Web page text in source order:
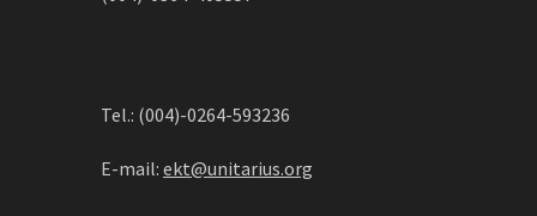
Tel.: (004)-0264-593236
E-mail: ekt@unitarius.org